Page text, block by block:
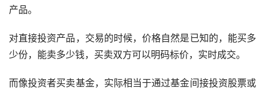
产品。
对直接投资产品，交易的时候，价格自然是已知的，能买多
少份，能卖多少钱，买卖双方可以明码标价，实时成交。
而像投资者买卖基金，实际相当于通过基金间接投资股票或